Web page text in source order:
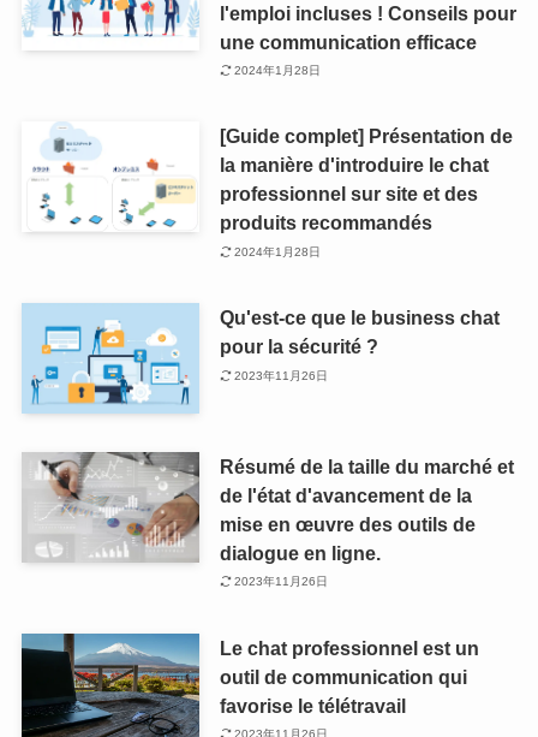
l'emploi incluses ! Conseils pour
une communication efficace
2024年1月28日
[Guide complet] Présentation de
la manière d'introduire le chat
professionnel sur site et des
produits recommandés
2024年1月28日
Qu'est-ce que le business chat
pour la sécurité ?
2023年11月26日
Résumé de la taille du marché et
de l'état d'avancement de la
mise en œuvre des outils de
dialogue en ligne.
2023年11月26日
Le chat professionnel est un
outil de communication qui
favorise le télétravail
2023年11月26日